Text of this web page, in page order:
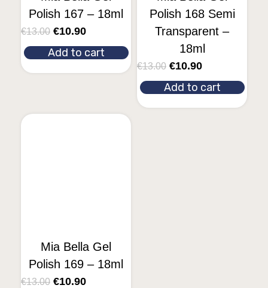
Polish 167 – 18ml
€13.00 €10.90
Add to cart
Polish 168 Semi
Transparent –
18ml
€13.00 €10.90
Add to cart
Mia Bella Gel
Polish 169 – 18ml
€13.00 €10.90